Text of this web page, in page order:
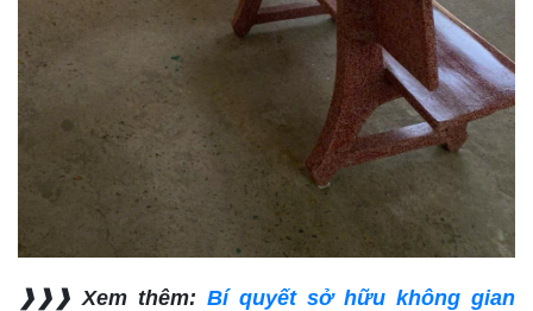
❱❱❱ Xem thêm: Bí quyết sở hữu không gian